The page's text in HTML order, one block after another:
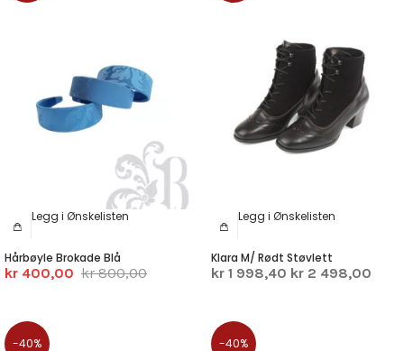
Legg i Ønskelisten
Hårbøyle Brokade Blå
kr 400,00 kr 800,00
Legg i Ønskelisten
Klara M/ Rødt Støvlett
kr 1 998,40 kr 2 498,00
-40% -40%